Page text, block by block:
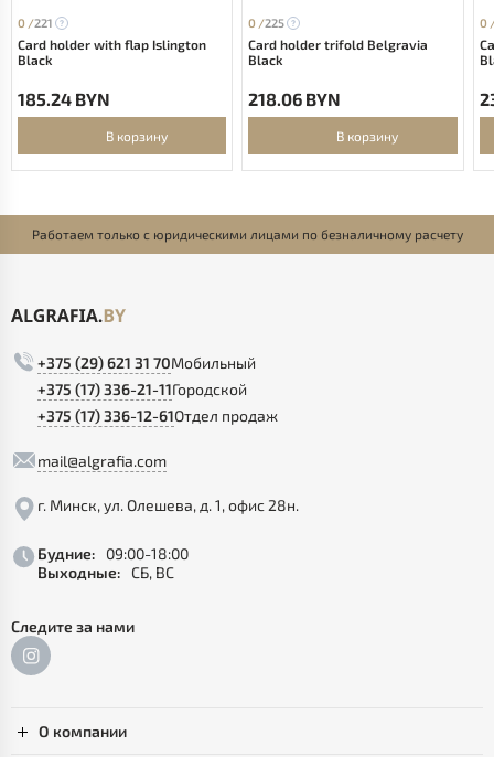
0 /221
Card holder with flap Islington
Black
185.24 BYN
В корзину
0 /225
Card holder trifold Belgravia
Black
218.06 BYN
В корзину
0
Работаем только с юридическими лицами по безналичному расчету
+375 (29) 621 31 70Мобильный
+375 (17) 336-21-11Городской
+375 (17) 336-12-61Отдел продаж
mail@algrafia.com
г. Минск, ул. Олешева, д. 1, офис 28н.
Будние:
09:00-18:00
Выходные: СБ, ВС
Следите за нами
О компании